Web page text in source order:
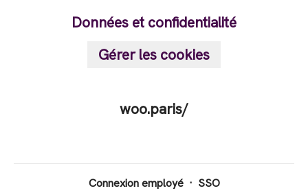
Données et confidentialité
Gérer les cookies
woo.paris/
Connexion employé · SSO